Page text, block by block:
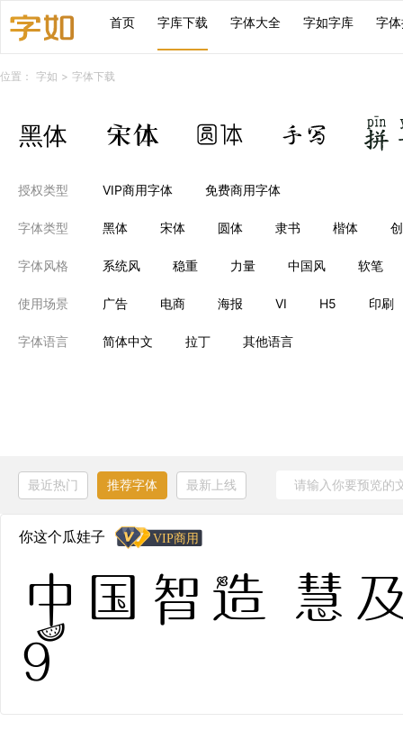
首页 字库下载 字体大全 字如字库 字
位置： 字如 > 字体下载
授权类型 VIP商用字体 免费商用字体
字体类型 黑体 宋体 圆体 隶书 楷体
字体风格 系统风 稳重 力量 中国风 软笔
使用场景 广告 电商 海报 VI H5 印刷
字体语言 简体中文 拉丁 其他语言
最近热门 推荐字体 最新上线
你这个瓜娃子
中国智造 慧
9